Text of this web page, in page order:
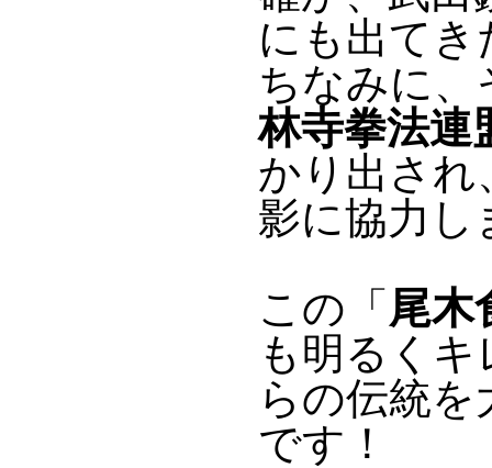
にも出てき
ちなみに
林寺拳法連
かり出され
影に協力
この「 尾木
も明るく
らの伝統
です！